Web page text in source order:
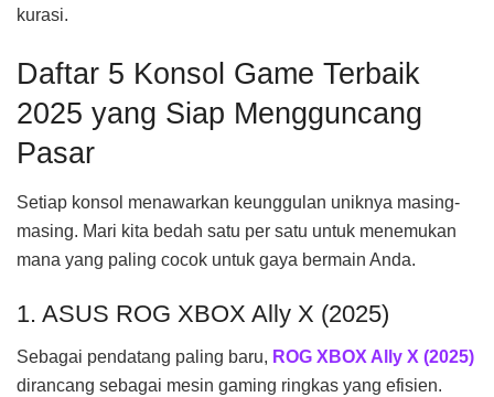
kurasi.
Daftar 5 Konsol Game Terbaik
2025 yang Siap Mengguncang
Pasar
Setiap konsol menawarkan keunggulan uniknya masing-
masing. Mari kita bedah satu per satu untuk menemukan
mana yang paling cocok untuk gaya bermain Anda.
1. ASUS ROG XBOX Ally X (2025)
Sebagai pendatang paling baru, ROG XBOX Ally X (2025)
dirancang sebagai mesin gaming ringkas yang efisien.